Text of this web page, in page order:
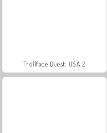
Trollface Quest: USA 2